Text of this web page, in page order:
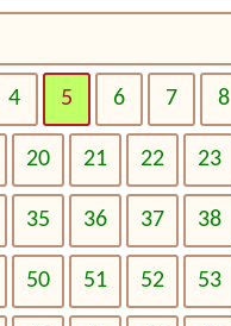
4 5 6 7 8
20 21 22 23
35 36 37 38
50 51 52 53